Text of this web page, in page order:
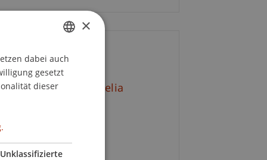
Mag. arch. Cornelia
265 11 29
Mail
GERMAN
ENGLISH
×
dabei auch
gesetzt
dieser
Unklassifizierte